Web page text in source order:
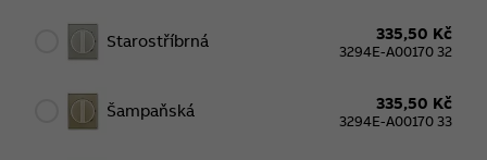
Starostříbrná 335,50 Kč
3294E-A00170 32
Šampaňská 335,50 Kč
3294E-A00170 33